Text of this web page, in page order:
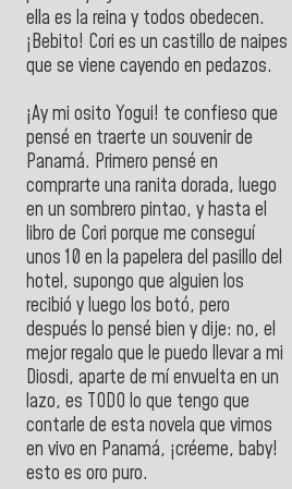
ella es la reina y todos obedecen.
¡Bebito! Cori es un castillo de naipes
que se viene cayendo en pedazos.
¡Ay mi osito Yogui! te confieso que
pensé en traerte un souvenir de
Panamá. Primero pensé en
comprarte una ranita dorada, luego
en un sombrero pintao, y hasta el
libro de Cori porque me conseguí
unos 10 en la papelera del pasillo del
hotel, supongo que alguien los
recibió y luego los botó, pero
después lo pensé bien y dije: no, el
mejor regalo que le puedo llevar a mi
Diosdi, aparte de mí envuelta en un
lazo, es TODO lo que tengo que
contarle de esta novela que vimos
en vivo en Panamá, ¡créeme, baby!
esto es oro puro.